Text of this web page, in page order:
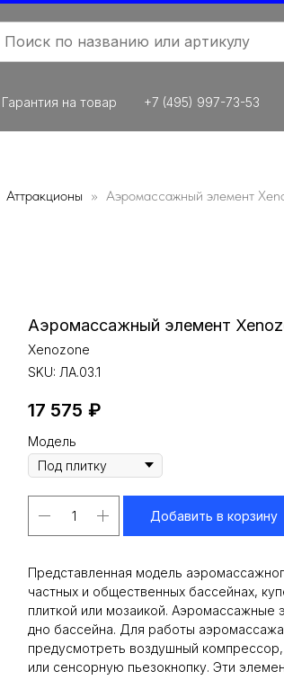
Гарантия на товар +7 (495) 997-73-53
Аттракционы Аэромассажный элемент
Аэромассажный элемент
Xenozone
SKU: ЛА.03.1
17 575 ₽
Модель
Добавить в корзину
Представленная модель
частных и общественных бассейнах,
плиткой или мозаикой. Аэромассажные
дно бассейна. Для работы
предусмотреть воздушный
или сенсорную пьезокнопку. Эти